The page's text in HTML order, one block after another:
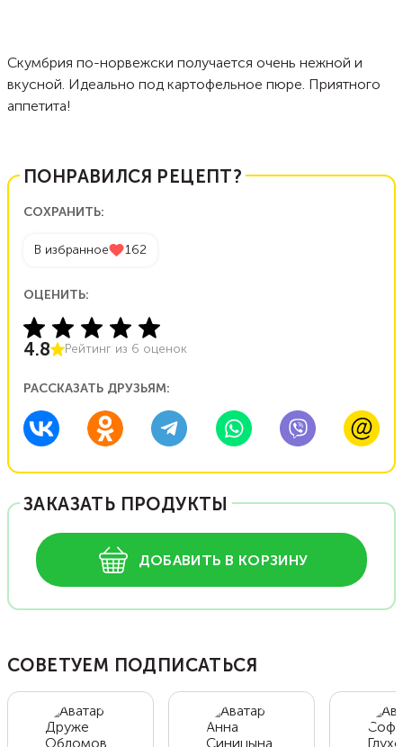
Скумбрия по-норвежски получается очень нежной и
вкусной. Идеально под картофельное пюре. Приятного
аппетита!
ПОНРАВИЛСЯ РЕЦЕПТ?
СОХРАНИТЬ:
В избранное 162
ОЦЕНИТЬ:
4.8 Рейтинг из 6 оценок
РАССКАЗАТЬ ДРУЗЬЯМ:
ЗАКАЗАТЬ ПРОДУКТЫ
ДОБАВИТЬ В КОРЗИНУ
СОВЕТУЕМ ПОДПИСАТЬСЯ